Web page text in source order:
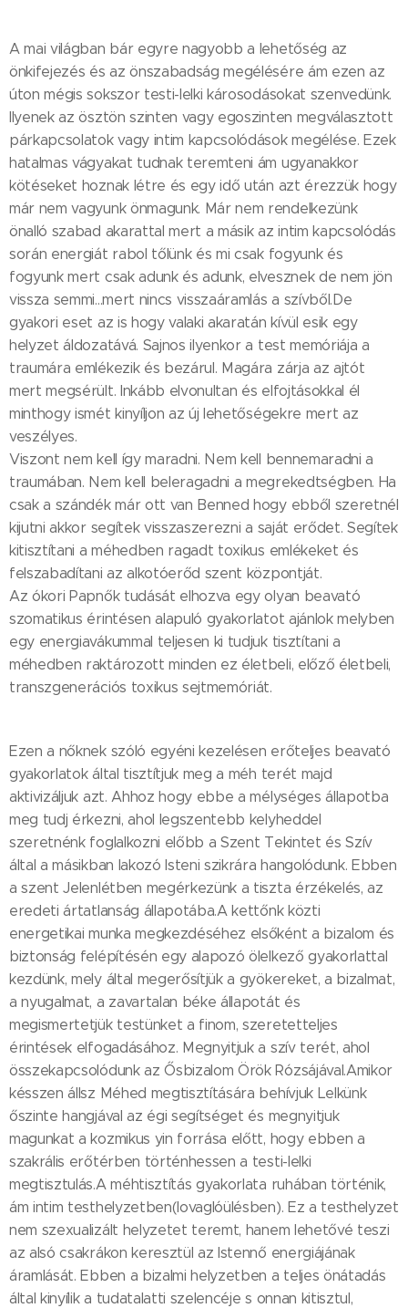
A mai világban bár egyre nagyobb a lehetőség az
önkifejezés és az önszabadság megélésére ám ezen az
úton mégis sokszor testi-lelki károsodásokat szenvedünk.
Ilyenek az ösztön szinten vagy egoszinten megválasztott
párkapcsolatok vagy intim kapcsolódások megélése. Ezek
hatalmas vágyakat tudnak teremteni ám ugyanakkor
kötéseket hoznak létre és egy idő után azt érezzük hogy
már nem vagyunk önmagunk. Már nem rendelkezünk
önalló szabad akarattal mert a másik az intim kapcsolódás
során energiát rabol tőlünk és mi csak fogyunk és
fogyunk mert csak adunk és adunk, elvesznek de nem jön
vissza semmi...mert nincs visszaáramlás a szívből.De
gyakori eset az is hogy valaki akaratán kívül esik egy
helyzet áldozatává. Sajnos ilyenkor a test memóriája a
traumára emlékezik és bezárul. Magára zárja az ajtót
mert megsérült. Inkább elvonultan és elfojtásokkal él
minthogy ismét kinyíljon az új lehetőségekre mert az
veszélyes.
Viszont nem kell így maradni. Nem kell bennemaradni a
traumában. Nem kell beleragadni a megrekedtségben. Ha
csak a szándék már ott van Benned hogy ebből szeretnél
kijutni akkor segítek visszaszerezni a saját erődet. Segítek
kitisztítani a méhedben ragadt toxikus emlékeket és
felszabadítani az alkotóerőd szent központját.
Az ókori Papnők tudását elhozva egy olyan beavató
szomatikus érintésen alapuló gyakorlatot ajánlok melyben
egy energiavákummal teljesen ki tudjuk tisztítani a
méhedben raktározott minden ez életbeli, előző életbeli,
transzgenerációs toxikus sejtmemóriát.
Ezen a nőknek szóló egyéni kezelésen erőteljes beavató
gyakorlatok által tisztítjuk meg a méh terét majd
aktivizáljuk azt. Ahhoz hogy ebbe a mélységes állapotba
meg tudj érkezni, ahol legszentebb kelyheddel
szeretnénk foglalkozni előbb a Szent Tekintet és Szív
által a másikban lakozó Isteni szikrára hangolódunk. Ebben
a szent Jelenlétben megérkezünk a tiszta érzékelés, az
eredeti ártatlanság állapotába.A kettőnk közti
energetikai munka megkezdéséhez elsőként a bizalom és
biztonság felépítésén egy alapozó ölelkező gyakorlattal
kezdünk, mely által megerősítjük a gyökereket, a bizalmat,
a nyugalmat, a zavartalan béke állapotát és
megismertetjük testünket a finom, szeretetteljes
érintések elfogadásához. Megnyitjuk a szív terét, ahol
összekapcsolódunk az Ősbizalom Örök Rózsájával.Amikor
késszen állsz Méhed megtisztítására behívjuk Lelkünk
őszinte hangjával az égi segítséget és megnyitjuk
magunkat a kozmikus yin forrása előtt, hogy ebben a
szakrális erőtérben történhessen a testi-lelki
megtisztulás.A méhtisztítás gyakorlata ruhában történik,
ám intim testhelyzetben(lovaglóülésben). Ez a testhelyzet
nem szexualizált helyzetet teremt, hanem lehetővé teszi
az alsó csakrákon keresztül az Istennő energiájának
áramlását. Ebben a bizalmi helyzetben a teljes önátadás
által kinyílik a tudatalatti szelencéje s onnan kitisztul,